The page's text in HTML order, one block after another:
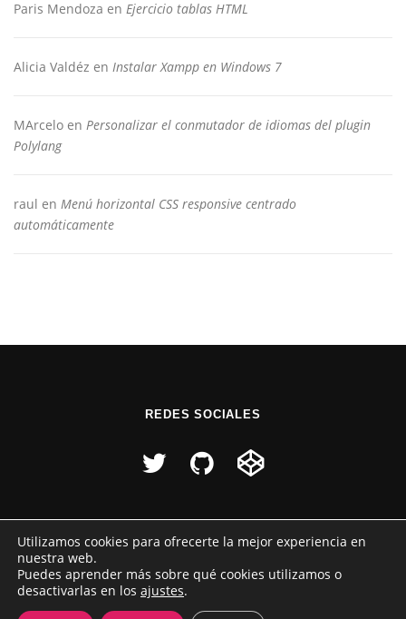
Paris Mendoza en Ejercicio tablas HTML
Alicia Valdéz en Instalar Xampp en Windows 7
MArcelo en Personalizar el conmutador de idiomas del plugin
Polylang
raul en Menú horizontal CSS responsive centrado
automáticamente
REDES SOCIALES
Copyright © 2026 Raúl Pérez
FameThemes
Utilizamos cookies para ofrecerte la mejor experiencia en
nuestra web.
Puedes aprender más sobre qué cookies utilizamos o
desactivarlas en los ajustes.